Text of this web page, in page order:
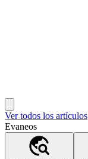
Ver todos los artículos
Evaneos